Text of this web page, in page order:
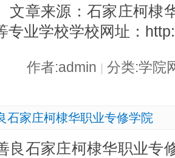
文章来源：石家庄柯棣
专业学校学校网址：
作者:admin | 分类:学院
石家庄柯棣华职业专修学院
良石家庄柯棣华职业专